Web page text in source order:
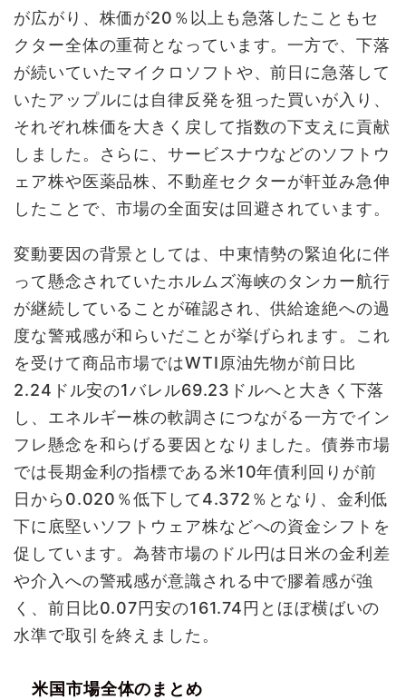
が広がり、株価が20％以上も急落したこともセ
クター全体の重荷となっています。一方で、下落
が続いていたマイクロソフトや、前日に急落して
いたアップルには自律反発を狙った買いが入り、
それぞれ株価を大きく戻して指数の下支えに貢献
しました。さらに、サービスナウなどのソフトウ
ェア株や医薬品株、不動産セクターが軒並み急伸
したことで、市場の全面安は回避されています。
変動要因の背景としては、中東情勢の緊迫化に伴
って懸念されていたホルムズ海峡のタンカー航行
が継続していることが確認され、供給途絶への過
度な警戒感が和らいだことが挙げられます。これ
を受けて商品市場ではWTI原油先物が前日比
2.24ドル安の1バレル69.23ドルへと大きく下落
し、エネルギー株の軟調さにつながる一方でイン
フレ懸念を和らげる要因となりました。債券市場
では長期金利の指標である米10年債利回りが前
日から0.020％低下して4.372％となり、金利低
下に底堅いソフトウェア株などへの資金シフトを
促しています。為替市場のドル円は日米の金利差
や介入への警戒感が意識される中で膠着感が強
く、前日比0.07円安の161.74円とほぼ横ばいの
水準で取引を終えました。
米国市場全体のまとめ